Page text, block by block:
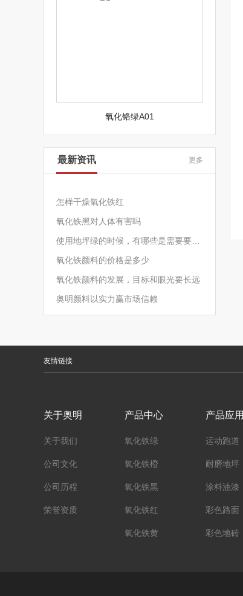
氧化铬绿A01
最新资讯 更多
怎样干燥氧化铁红
氧化铁黑对人体有害吗
使用地坪绿的时候，有哪些是需要要注意的事项
氧化铁颜料的价格是多少
氧化铁颜料的发展，目标和眼光要长远
奥明颜料以实力赢市场信赖
友情链接
关于奥明
关于我们
公司文化
公司历程
荣誉资质
产品中心
氧化铁绿
氧化铁橙
氧化铁黑
氧化铁红
氧化铁黄
产品应用
运动跑道
耐磨地坪
涂料油漆
彩色路面
彩色地砖